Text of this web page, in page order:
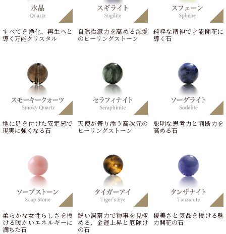
すべてを浄化、再生へと
導く万能クリスタル
自然治癒力を高める深愛
のヒーリングストーン
純粋な精神で才能開花に
導く石
地に足を付けた安定感で
現実に強くなる石
天使が寄り添う高次元の
ヒーリングストーン
聡明な思考力と判断力を
高める石
柔らかな女性らしさを授
ける暖かいエネルギーに
満ちた石
鋭い洞察力で物事を見極
める、金運上昇と厄除け
の石
優美さと気品を授ける魅
力開花の石